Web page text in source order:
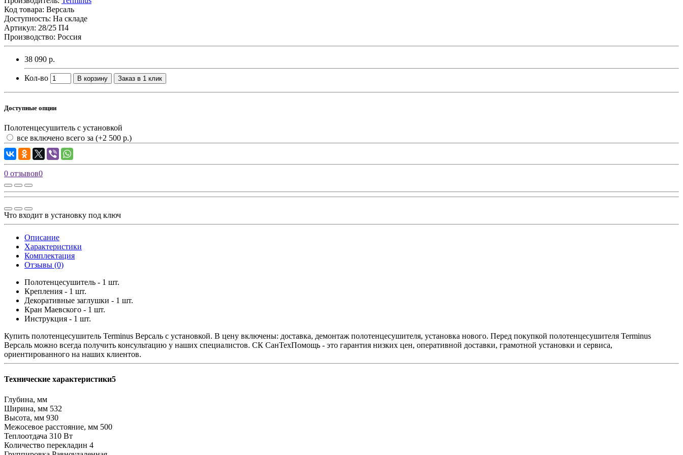
Код товара: Версаль
Доступность: На складе
Артикул: 28/25 П4
Производство: Россия
38 090 р.
Кол-во В корзину Заказ в 1 клик
Доступные опции
Полотенцесушитель с установкой
все включено всего за (+2 500 р.)
0 отзывов0
Что входит в установку под ключ
Описание
Характеристики
Комплектация
Отзывы (0)
Полотенцесушитель - 1 шт.
Крепления - 1 шт.
Декоративные заглушки - 1 шт.
Кран Маевского - 1 шт.
Инструкция - 1 шт.
Купить полотенцесушитель Terminus Версаль с установкой. В цену включены: доставка, демонтаж полотенцесушителя, установка нового. Перед покупкой полотенцесушителя Terminus
Версаль можно всегда получить консультацию у наших специалистов. СК СанТехПомощь - это гарантия низких цен, оперативной доставки, грамотной установки и сервиса,
ориентированного на наших клиентов.
Технические характеристики5
Глубина, мм
Ширина, мм 532
Высота, мм 930
Межосевое расстояние, мм 500
Теплоотдача 310 Вт
Количество перекладин 4